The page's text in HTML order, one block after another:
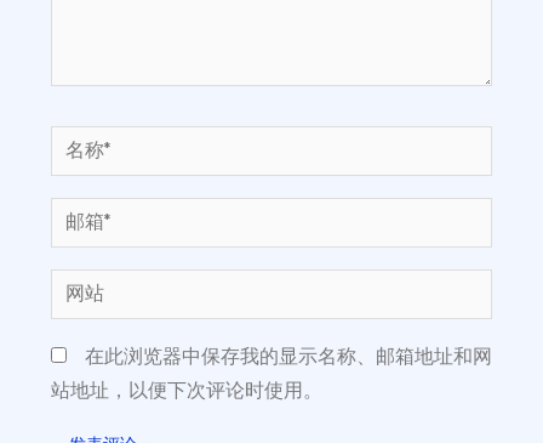
在此浏览器中保存我的显示名称、邮箱地址和网
站地址，以便下次评论时使用。